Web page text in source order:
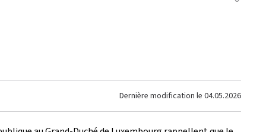
Dernière modification le 04.05.2026